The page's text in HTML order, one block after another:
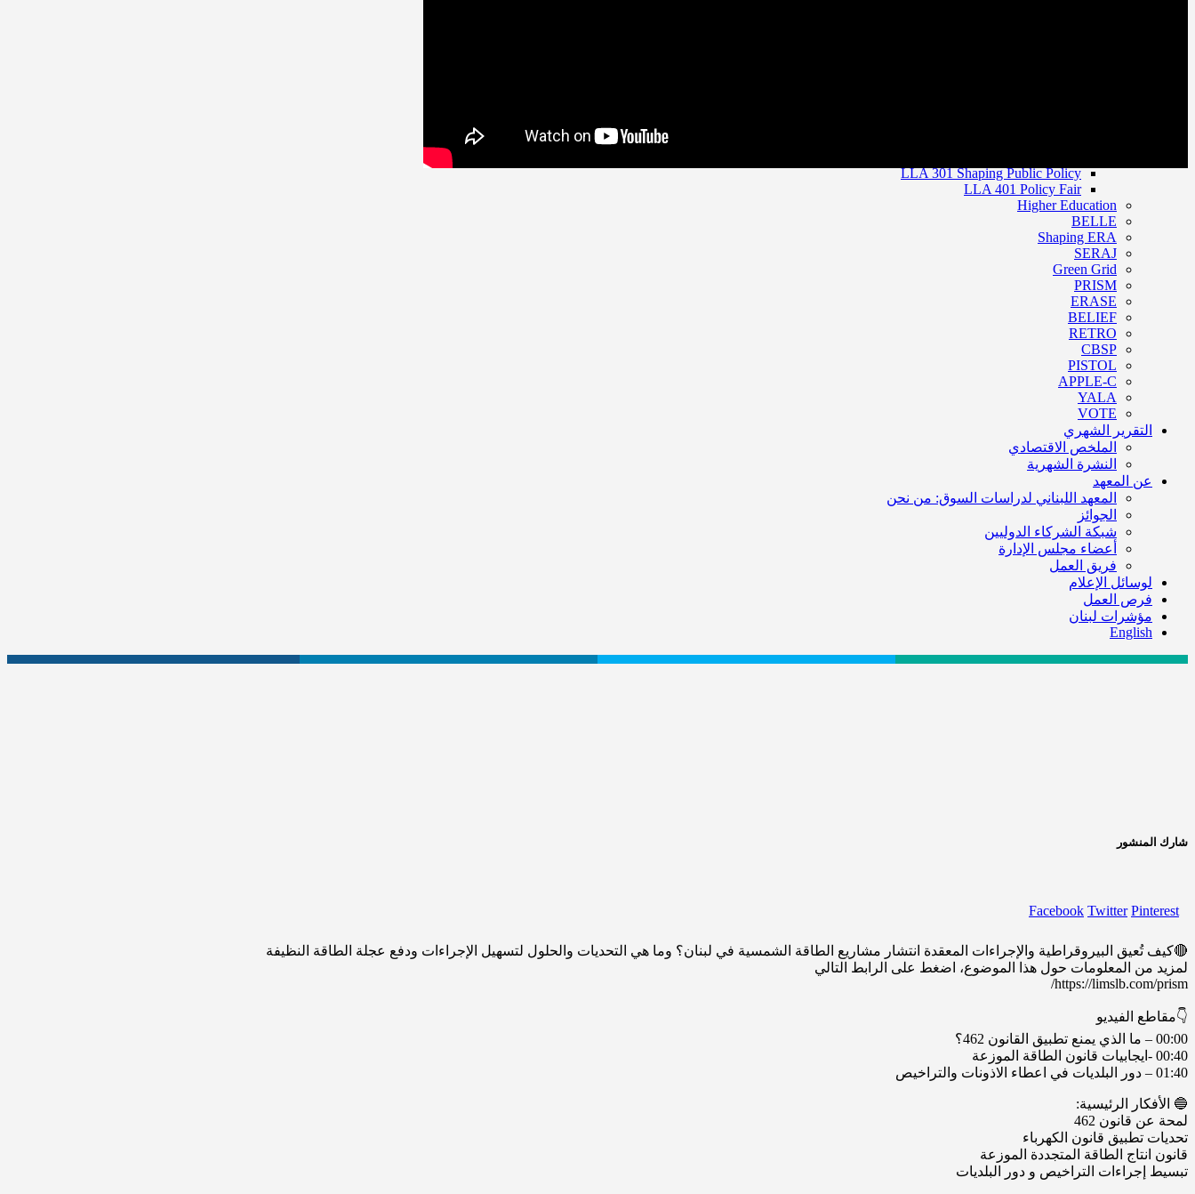
LLA 301 Shaping Public Policy
LLA 401 Policy Fair
Higher Education
BELLE
Shaping ERA
SERAJ
Green Grid
PRISM
ERASE
BELIEF
RETRO
CBSP
PISTOL
APPLE-C
YALA
VOTE
التقرير الشهري
الملخص الاقتصادي
النشرة الشهرية
عن المعهد
المعهد اللبناني لدراسات السوق: من نحن
الجوائز
شبكة الشركاء الدوليين
أعضاء مجلس الإدارة
فريق العمل
لوسائل الإعلام
فرص العمل
مؤشرات لبنان
English
شارك المنشور
Facebook Twitter Pinterest
🔴كيف تُعيق البيروقراطية والإجراءات المعقدة انتشار مشاريع الطاقة الشمسية في لبنان؟ وما هي التحديات والحلول لتسهيل الإجراءات ودفع عجلة الطاقة النظيفة
لمزيد من المعلومات حول هذا الموضوع، اضغط على الرابط التالي
https://limslb.com/prism/
👇مقاطع الفيديو
00:00 – ما الذي يمنع تطبيق القانون 462؟
00:40 -ايجابيات قانون الطاقة الموزعة
01:40 – دور البلديات في اعطاء الاذونات والتراخيص
🔵 الأفكار الرئيسية:
لمحة عن قانون 462
تحديات تطبيق قانون الكهرباء
قانون انتاج الطاقة المتجددة الموزعة
تبسيط إجراءات التراخيص و دور البلديات